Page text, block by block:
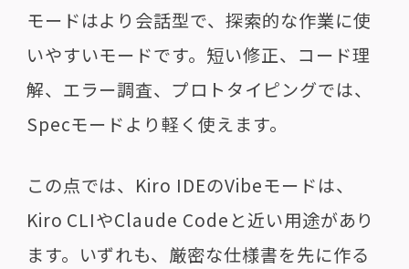
モードはより会話型で、探索的な作業に使
いやすいモードです。短い修正、コード理
解、エラー調査、プロトタイピングでは、
Specモードより軽く使えます。
この点では、Kiro IDEのVibeモードは、
Kiro CLIやClaude Codeと近い用途があり
ます。いずれも、厳密な仕様書を先に作る